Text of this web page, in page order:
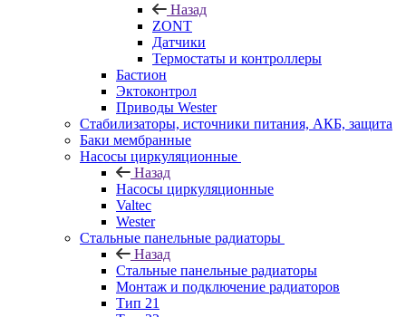
Назад
ZONT
Датчики
Термостаты и контроллеры
Бастион
Эктоконтрол
Приводы Wester
Стабилизаторы, источники питания, АКБ, защита
Баки мембранные
Насосы циркуляционные
Назад
Насосы циркуляционные
Valtec
Wester
Стальные панельные радиаторы
Назад
Стальные панельные радиаторы
Монтаж и подключение радиаторов
Тип 21